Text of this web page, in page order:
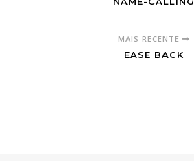
MAIS RECENTE
EASE BACK